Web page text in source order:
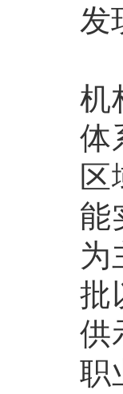
发
机
体
区
能
为
批
供
职